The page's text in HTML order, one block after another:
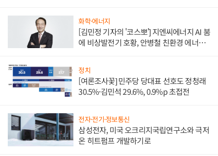
화학·에너지
[김민정 기자의 '코스뽀'] 지엔씨에너지 AI 붐
에 비상발전기 호황, 안병철 친환경 에너지
정치
[여론조사꽃] 민주당 당대표 선호도 정청래
30.5%·김민석 29.6%, 0.9%p 초접전
전자·전기·정보통신
삼성전자, 미국 오크리지국립연구소와 극저
온 히트펌프 개발하기로